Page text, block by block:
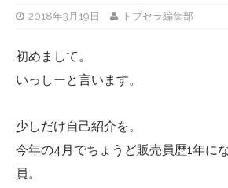
2018年3月19日 トプセラ編集部
初めまして。
いっしーと言います。
少しだけ自己紹介を。
今年の4月でちょうど販売員歴1年に
員。